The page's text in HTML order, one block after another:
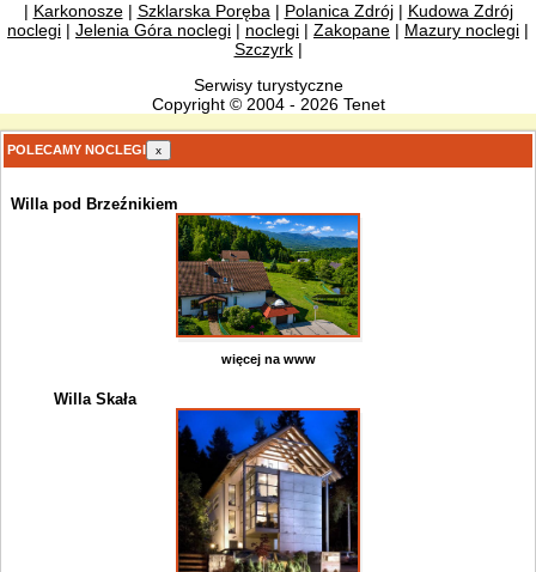
| Karkonosze| Szklarska Poręba| Polanica Zdrój| Kudowa Zdrój
noclegi | Jelenia Góra noclegi | noclegi | Zakopane | Mazury noclegi |
Szczyrk|
Serwisy turystyczne
Copyright © 2004 - 2026 Tenet
POLECAMY NOCLEGI x
Willa pod Brzeźnikiem
więcej na www
Willa Skała